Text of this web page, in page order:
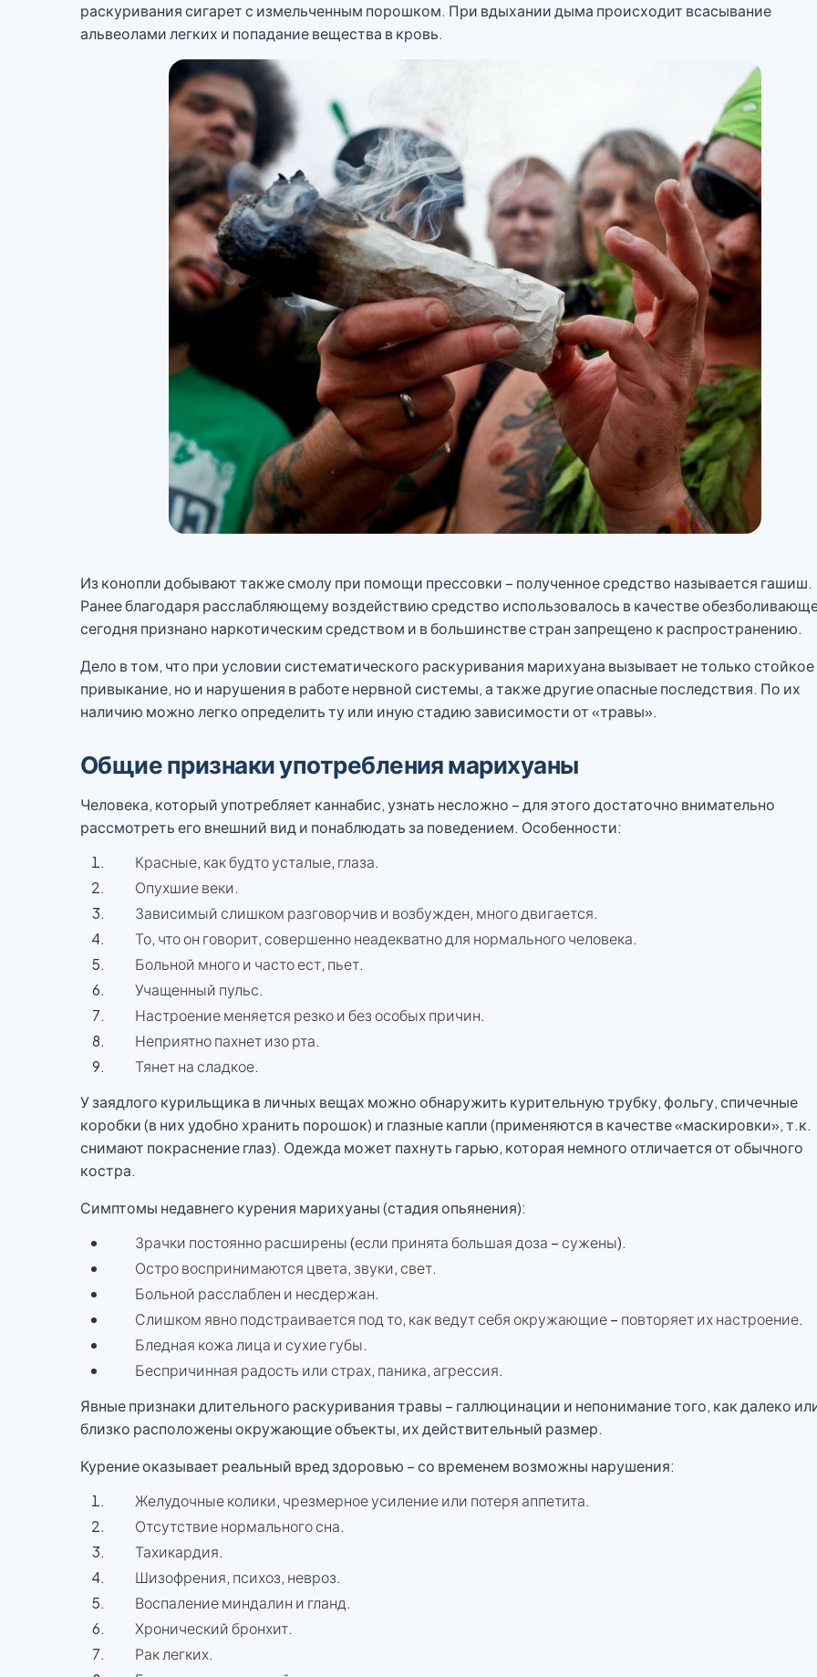
раскуривания сигарет с измельченным порошком. При вдыхании дыма происходит всасывание
альвеолами легких и попадание вещества в кровь.
Из конопли добывают также смолу при помощи прессовки – полученное средство называется гашиш.
Ранее благодаря расслабляющему воздействию средство использовалось в качестве
сегодня признано наркотическим средством и в большинстве стран запрещено к распространению.
Дело в том, что при условии систематического раскуривания марихуана вызывает не только стойкое
привыкание, но и нарушения в работе нервной системы, а также другие опасные последствия. По их
наличию можно легко определить ту или иную стадию зависимости от «травы».
Общие признаки употребления марихуаны
Человека, который употребляет каннабис, узнать несложно – для этого достаточно внимательно
рассмотреть его внешний вид и понаблюдать за поведением. Особенности:
Красные, как будто усталые, глаза.
Опухшие веки.
Зависимый слишком разговорчив и возбужден, много двигается.
То, что он говорит, совершенно неадекватно для нормального человека.
Больной много и часто ест, пьет.
Учащенный пульс.
Настроение меняется резко и без особых причин.
Неприятно пахнет изо рта.
Тянет на сладкое.
У заядлого курильщика в личных вещах можно обнаружить курительную трубку, фольгу, спичечные
коробки (в них удобно хранить порошок) и глазные капли (применяются в качестве «маскировки», т.к.
снимают покраснение глаз). Одежда может пахнуть гарью, которая немного отличается от обычного
костра.
Симптомы недавнего курения марихуаны (стадия опьянения):
Зрачки постоянно расширены (если принята большая доза – сужены).
Остро воспринимаются цвета, звуки, свет.
Больной расслаблен и несдержан.
Слишком явно подстраивается под то, как ведут себя окружающие – повторяет их настроение.
Бледная кожа лица и сухие губы.
Беспричинная радость или страх, паника, агрессия.
Явные признаки длительного раскуривания травы – галлюцинации и непонимание того, как далеко
близко расположены окружающие объекты, их действительный размер.
Курение оказывает реальный вред здоровью – со временем возможны нарушения:
Желудочные колики, чрезмерное усиление или потеря аппетита.
Отсутствие нормального сна.
Тахикардия.
Шизофрения, психоз, невроз.
Воспаление миндалин и гланд.
Хронический бронхит.
Рак легких.